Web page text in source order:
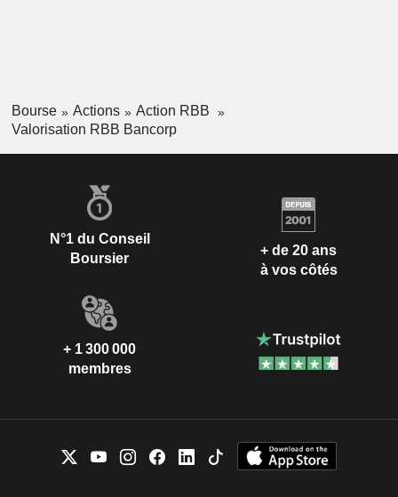
Bourse Actions
Action RBB
Valorisation RBB Bancorp
N°1 du Conseil
Boursier
+ de 20 ans
à vos côtés
+ 1 300 000
membres